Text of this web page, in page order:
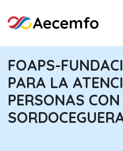
FOAPS-
PARA LA
PERSONAS CON